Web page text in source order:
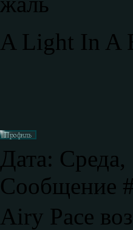
A Light In A
Дата:
Сообщение
Airy Pace